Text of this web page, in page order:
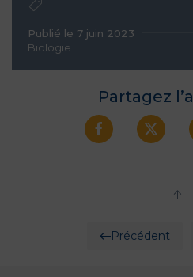
Publié le 7 juin 2023
Biologie
Partagez
Précédent